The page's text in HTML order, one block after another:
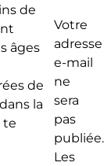
de
âges
de
la
te
Votre
adresse
e-mail
ne
sera
pas
publiée.
Les